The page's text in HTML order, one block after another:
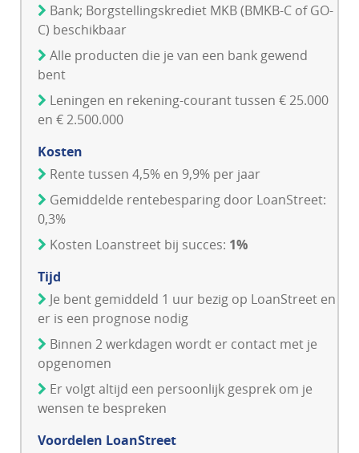
Bank; Borgstellingskrediet MKB (BMKB-C of GO-
C) beschikbaar
Alle producten die je van een bank gewend
bent
Leningen en rekening-courant tussen € 25.000
en € 2.500.000
Kosten
Rente tussen 4,5% en 9,9% per jaar
Gemiddelde rentebesparing door LoanStreet:
0,3%
Kosten Loanstreet bij succes: 1%
Tijd
Je bent gemiddeld 1 uur bezig op LoanStreet en
er is een prognose nodig
Binnen 2 werkdagen wordt er contact met je
opgenomen
Er volgt altijd een persoonlijk gesprek om je
wensen te bespreken
Voordelen LoanStreet